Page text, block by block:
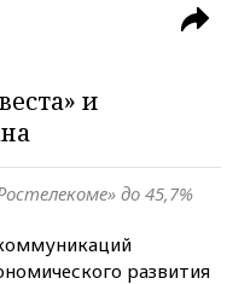
и
до 45,7%
развития